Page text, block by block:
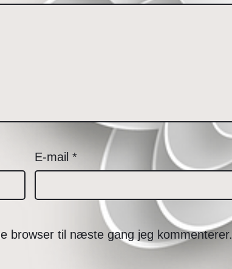
E-mail *
browser til næste gang jeg kommenterer.